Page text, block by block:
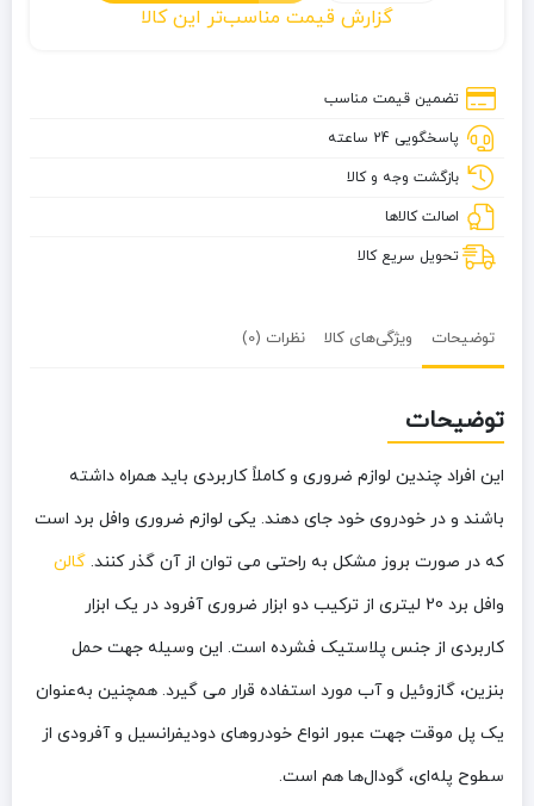
وافل
لیتری
گزارش قیمت مناسب‌تر این کالا
تضمین قیمت مناسب
پاسخگویی 24 ساعته
بازگشت وجه و کالا
اصالت کالاها
تحویل سریع کالا
توضیحات ویژگی‌های کالا نظرات (0)
توضیحات
این افراد چندین لوازم ضروری و کاملاً کاربردی باید همراه داشته
باشند و در خودروی خود جای دهند. یکی لوازم ضروری وافل برد است
که در صورت بروز مشکل به ‌راحتی می توان از آن‌ گذر کنند. گالن
وافل برد 20 لیتری از ترکیب دو ابزار ضروری آفرود در یک ابزار
کاربردی از جنس پلاستیک فشرده است. این وسیله جهت حمل
بنزین، گازوئیل و آب مورد استفاده قرار می گیرد. همچنین به‌عنوان
یک پل موقت جهت عبور انواع خودروهای دودیفرانسیل و آفرودی از
سطوح پله‌ای، گودال‌ها هم است.